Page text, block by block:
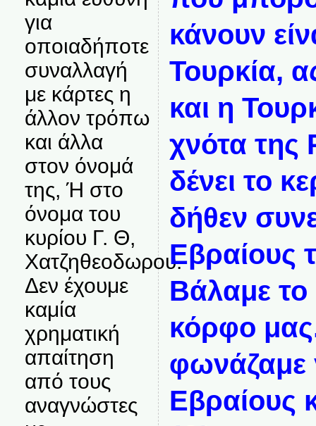
για
οποιαδήποτε
συναλλαγή
με κάρτες η
άλλον τρόπω
και άλλα
στον όνομά
της, Ή στο
όνομα του
κυρίου Γ. Θ,
Χατζηθεοδωρου.
Δεν έχουμε
καμία
χρηματική
απαίτηση
από τους
αναγνώστες
κάνουν
Τουρκία,
και η
χνότα
δένει το
δήθεν
Εβραίους
Βάλαμε το
κόρφο
φωνάζαμε
Εβραίους